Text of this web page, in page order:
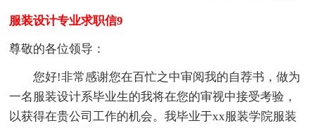
服装设计专业求职信9
尊敬的各位领导：
您好!非常感谢您在百忙之中审阅我的自荐书，做为
一名服装设计系毕业生的我将在您的审视中接受考验，
以获得在贵公司工作的机会。我毕业于xx服装学院服装